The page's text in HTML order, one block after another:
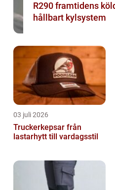
R290 framtidens köldmedium i ett mer
hållbart kylsystem
03 juli 2026
Truckerkepsar från
lastarhytt till vardagsstil